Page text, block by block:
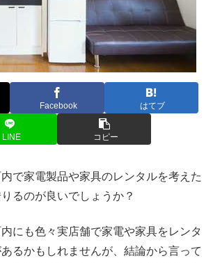
Facebook はてブ
LINE コピー
で家電製品や家具のレンタルを考えた
るのが良いでしょうか？
にも色々実店舗で家電や家具をレンタ
るかもしれませんが、結論から言って